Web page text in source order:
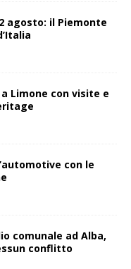
agosto: il Piemonte
Limone con visite e
con le
comunale ad Alba,
conflitto